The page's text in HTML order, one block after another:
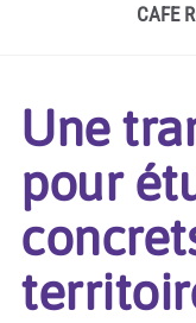
CAFE
Une
pour